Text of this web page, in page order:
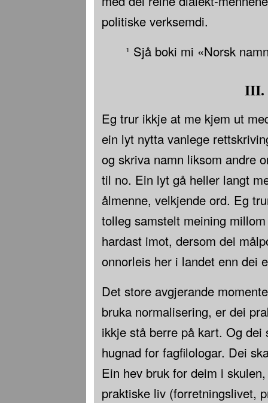
politiske verksemdi.
¹ Sjå boki mi «Norsk
III.
Eg trur ikkje at me kjem ut
ein lyt nytta vanlege
og skriva namn liksom andre
til no. Ein lyt gå heller langt
ålmenne, velkjende ord. Eg
tolleg samstelt meining
hardast imot, dersom dei
onnorleis her i landet enn dei
Det store avgjerande
bruka normalisering, er dei
ikkje stå berre på kart. Og
hugnad for fagfilologar. Dei
Ein hev bruk for deim i
praktiske liv (forretningslivet,